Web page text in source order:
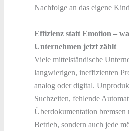
Nachfolge an das eigene
Effizienz statt Emotion –
Unternehmen jetzt zählt
Viele mittelständische
langwierigen, ineffizienten
analog oder digital.
Suchzeiten, fehlende
Überdokumentation bremsen
Betrieb, sondern auch jede